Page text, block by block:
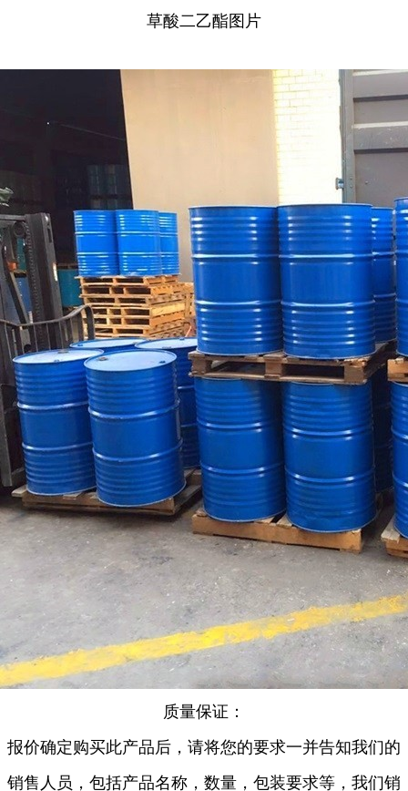
草酸二乙酯图片
质量保证：
报价确定购买此产品后，请将您的要求一并告知我们的
销售人员，包括产品名称，数量，包装要求等，我们销